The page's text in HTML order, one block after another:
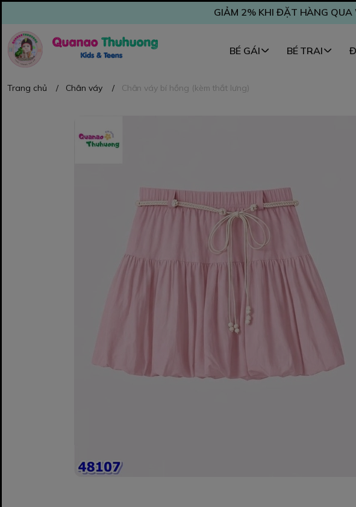
GIẢM 2% KHI ĐẶT HÀNG QUA
BÉ GÁI BÉ TRAI
Trang chủ / Chân váy / Chân váy bí hồng (kèm thắt lưng)